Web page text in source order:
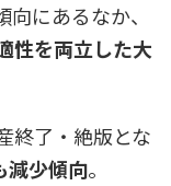
にあるなか、
性を両立した大
終了・絶版とな
減少傾向。